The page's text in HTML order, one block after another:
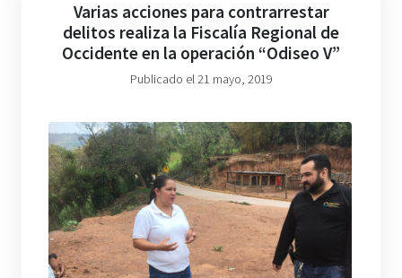
Varias acciones para contrarrestar
delitos realiza la Fiscalía Regional de
Occidente en la operación “Odiseo V”
Publicado el 21 mayo, 2019